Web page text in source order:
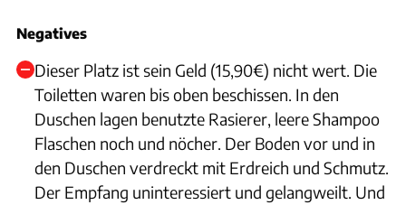
Negatives
Dieser Platz ist sein Geld (15,90€) nicht wert. Die
Toiletten waren bis oben beschissen. In den
Duschen lagen benutzte Rasierer, leere Shampoo
Flaschen noch und nöcher. Der Boden vor und in
den Duschen verdreckt mit Erdreich und Schmutz.
Der Empfang uninteressiert und gelangweilt. Und